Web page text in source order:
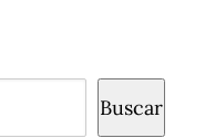
Buscar